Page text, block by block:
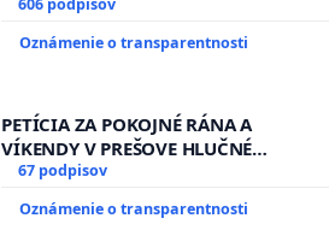
VÝLUČNOM VLASTNÍCTVE A POD
& žiadosť na riešenie zanedbaného
Oznámenie o transparentnosti
PETÍCIA ZA POKOJNÉ RÁNA A
VÍKENDY V PREŠOVE HLUČNÉ
STAVEBNÉ PRÁCE V SOBOTU LEN OD
TÝŽDEŇ CIEĽ 8.00 – 18.00 HOD. A
67 podpisov
Oznámenie o transparentnosti